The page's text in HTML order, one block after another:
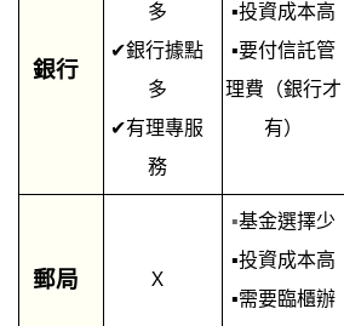
銀行
多
✔銀行據點
多
✔有理專服
務
▪投資成本高
▪要付信託管
理費（銀行才
有）
郵局 Ｘ
▪基金選擇少
▪投資成本高
▪需要臨櫃辦